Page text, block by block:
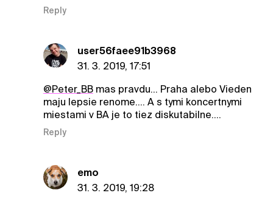
Reply
user56faee91b3968
31. 3. 2019, 17:51
@Peter_BBmas pravdu... Praha alebo Vieden
maju lepsie renome.... A s tymi koncertnymi
miestami v BA je to tiez diskutabilne....
Reply
emo
31. 3. 2019, 19:28